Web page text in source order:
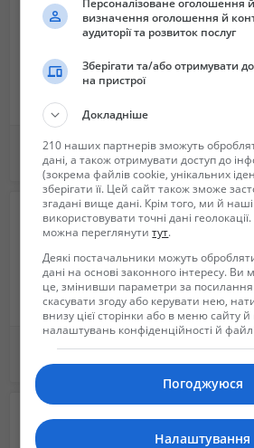
- комплексні розвиваючі заняття для
- підготовка до школи.
Заняття проводяться в ігровій формі, на
- знайомляться з навколишнім світом;
- виконують вправи з повсякденного
Монтессорі;
- розвивають мовлення, дрібну та грубу
- знайомляться з художньою
- формують елементарні математичні
і фігури, орієнтування у просторі,
з цифрами);
- вчаться малювати, ліпити, танцювати,
- укріплюють основні м’язи тулуба, рук, ніг;
- виконують ритмічні вправи;
- граються в рухливі ігри.
Цікаво? Дзвоніть та дізнавайтеся всю
Ремонт стеклянных столов и изделий из стекла
Не указана Не
Не указана 6
Персоналізоване оголошення
визначення оголошення й
аудиторії та розвиток послуг
Зберігати та/або отримувати
на пристрої
Докладніше
210 наших партнерів зможуть
дані, а також отримувати доступ до
(зокрема файлів cookie, унікальних
зберігати її. Цей сайт також зможе
згадані вище дані. Крім того, ми й
використовувати точні дані
можна переглянутитут.
Деякі постачальники можуть
дані на основі законного інтересу.
це, змінивши параметри за
скасувати згоду або керувати нею,
внизу цієї сторінки або в меню сайту й
налаштувань конфіденційності й
Погоджуюся
Налаштування